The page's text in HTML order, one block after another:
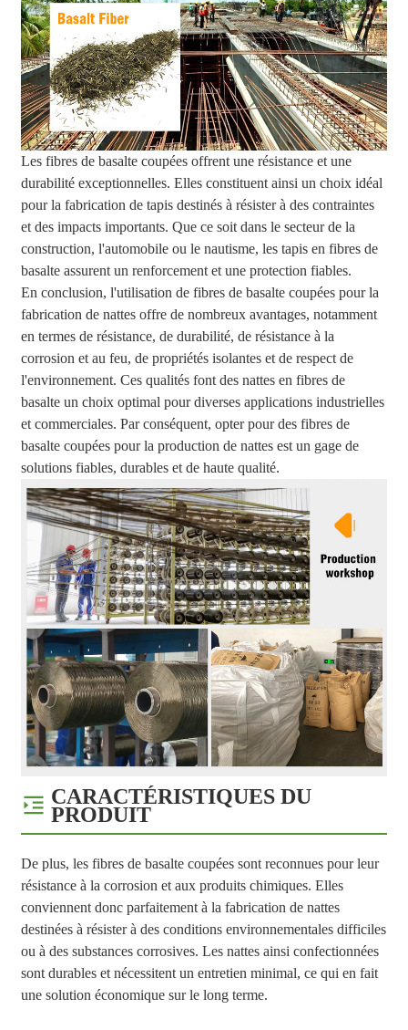
Les fibres de basalte coupées offrent une résistance et une
durabilité exceptionnelles. Elles constituent ainsi un choix idéal
pour la fabrication de tapis destinés à résister à des contraintes
et des impacts importants. Que ce soit dans le secteur de la
construction, l'automobile ou le nautisme, les tapis en fibres de
basalte assurent un renforcement et une protection fiables.
En conclusion, l'utilisation de fibres de basalte coupées pour la
fabrication de nattes offre de nombreux avantages, notamment
en termes de résistance, de durabilité, de résistance à la
corrosion et au feu, de propriétés isolantes et de respect de
l'environnement. Ces qualités font des nattes en fibres de
basalte un choix optimal pour diverses applications industrielles
et commerciales. Par conséquent, opter pour des fibres de
basalte coupées pour la production de nattes est un gage de
solutions fiables, durables et de haute qualité.
CARACTÉRISTIQUES DU
PRODUIT
De plus, les fibres de basalte coupées sont reconnues pour leur
résistance à la corrosion et aux produits chimiques. Elles
conviennent donc parfaitement à la fabrication de nattes
destinées à résister à des conditions environnementales difficiles
ou à des substances corrosives. Les nattes ainsi confectionnées
sont durables et nécessitent un entretien minimal, ce qui en fait
une solution économique sur le long terme.